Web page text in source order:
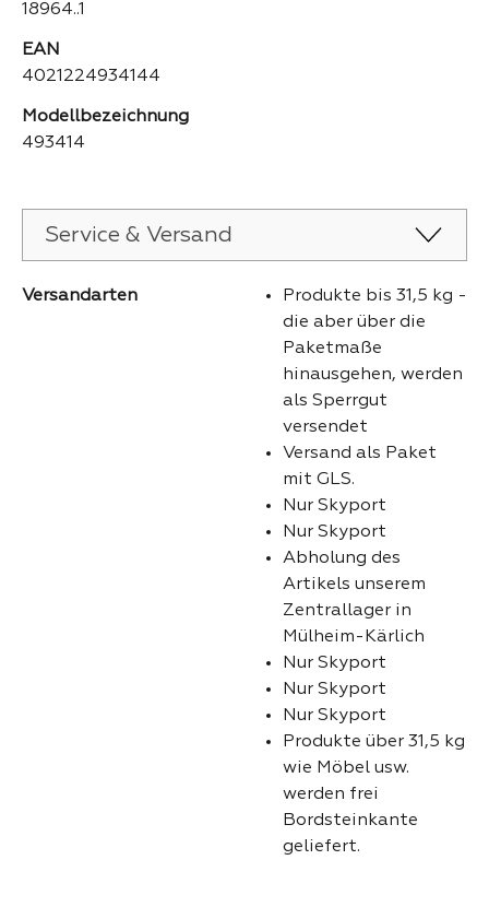
18964..1
EAN
4021224934144
Modellbezeichnung
493414
Service & Versand
Versandarten
Produkte bis 31,5 kg -
die aber über die
Paketmaße
hinausgehen, werden
als Sperrgut
versendet
Versand als Paket
mit GLS.
Nur Skyport
Nur Skyport
Abholung des
Artikels unserem
Zentrallager in
Mülheim-Kärlich
Nur Skyport
Nur Skyport
Nur Skyport
Produkte über 31,5 kg
wie Möbel usw.
werden frei
Bordsteinkante
geliefert.